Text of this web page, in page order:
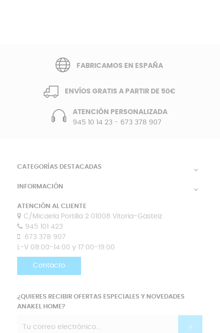
FABRICAMOS EN ESPAÑA
ENVÍOS GRATIS A PARTIR DE 50€
ATENCIÓN PERSONALIZADA
945 10 14 23- 673 378 907
CATEGORÍAS DESTACADAS 
INFORMACIÓN 
ATENCIÓN AL CLIENTE
C/Micaela Portilla 2 01008 Vitoria-Gasteiz
945 101 423
673 378 907
L-V 08:00-14:00 y 17:00-19:00
Contacto
¿QUIERES RECIBIR OFERTAS ESPECIALES Y NOVEDADES
ANAKEL HOME?